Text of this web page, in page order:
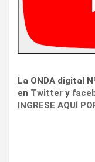
La ONDA digital
en Twitter y
INGRESE AQUÍ